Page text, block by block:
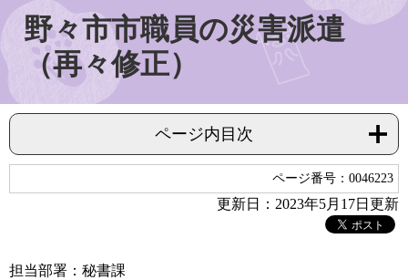
野々市市職員の災害派遣
（再々修正）
ページ内目次
ページ番号：0046223
更新日：2023年5月17日更新
担当部署：秘書課